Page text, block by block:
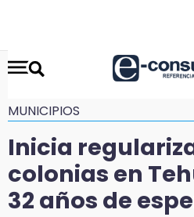
MUNICIPIOS
Inicia
colonias en
32 años de